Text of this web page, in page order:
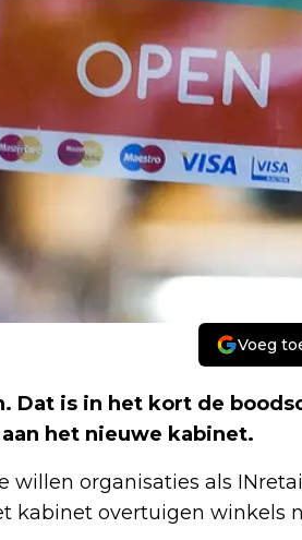
Voeg
Dat is in het kort de
het nieuwe kabinet.
willen organisaties als
kabinet overtuigen winkels